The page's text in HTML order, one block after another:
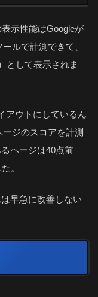
示性能はGoogleが
ルで計測できて、
として表示されま
アウトにしているん
ジのスコアを計測
ページは40点前
。
早急に改善しない